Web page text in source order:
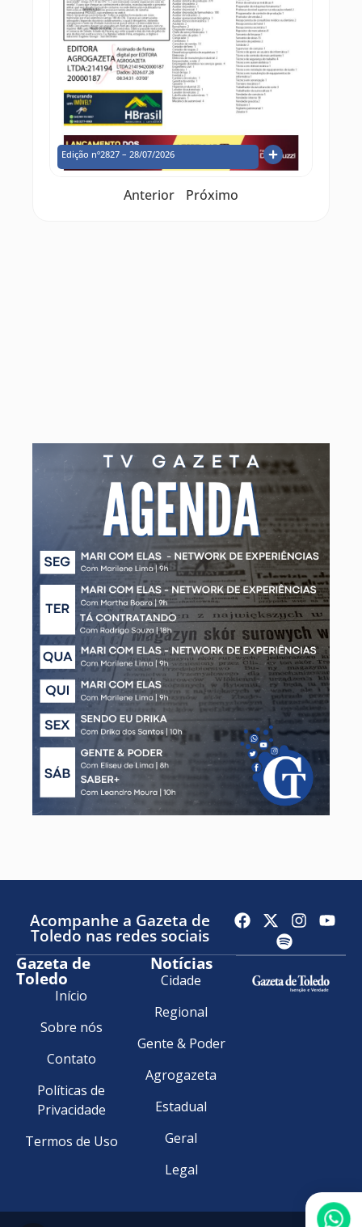
Edição nº2827 – 28/07/2026
Anterior Próximo
Acompanhe a Gazeta de
Toledo nas redes sociais
Gazeta de
Toledo
Início
Sobre nós
Contato
Políticas de
Privacidade
Termos de Uso
Notícias
Cidade
Regional
Gente & Poder
Agrogazeta
Estadual
Geral
Legal